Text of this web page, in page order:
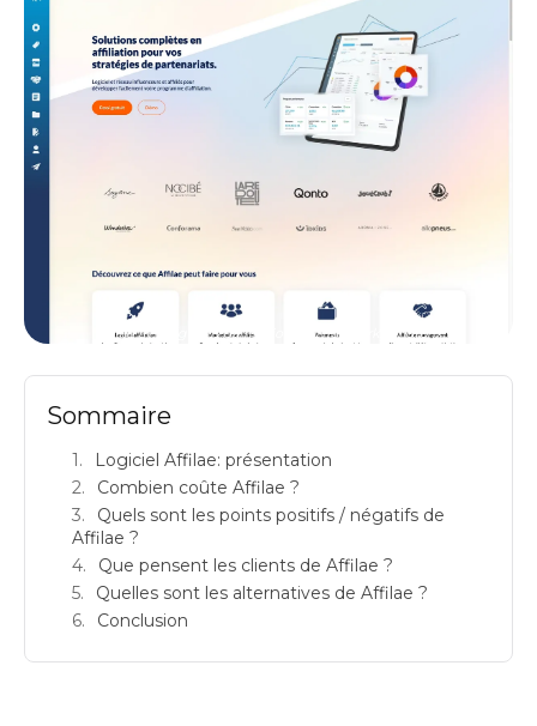
affilae avis logiciels daffiliation referral marketing prix
Sommaire
Logiciel Affilae: présentation
Combien coûte Affilae ?
Quels sont les points positifs / négatifs de
Affilae ?
Que pensent les clients de Affilae ?
Quelles sont les alternatives de Affilae ?
Conclusion